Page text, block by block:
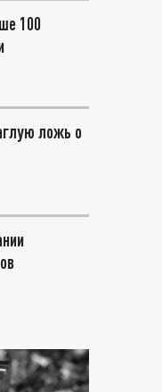
100
ложь о